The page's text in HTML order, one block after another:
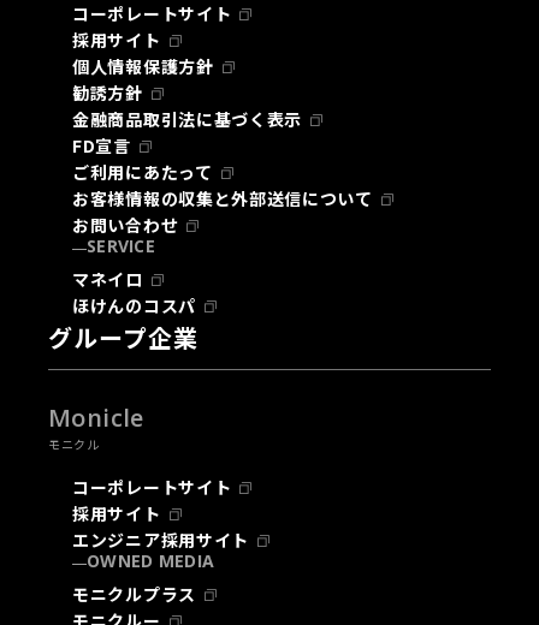
コーポレートサイト
採用サイト
個人情報保護方針
勧誘方針
金融商品取引法に基づく表示
FD宣言
ご利用にあたって
お客様情報の収集と外部送信について
お問い合わせ
SERVICE
マネイロ
ほけんのコスパ
グループ企業
Monicle
モニクル
コーポレートサイト
採用サイト
エンジニア採用サイト
OWNED MEDIA
モニクルプラス